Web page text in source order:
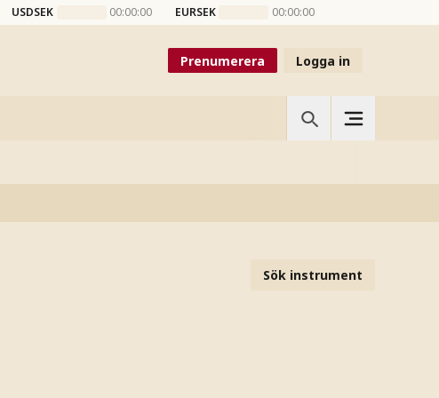
USDSEK 00:00:00 EURSEK 00:00:00
Prenumerera Logga in
Sök instrument